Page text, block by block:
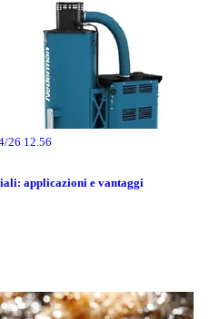
26 12.56
applicazioni e vantaggi